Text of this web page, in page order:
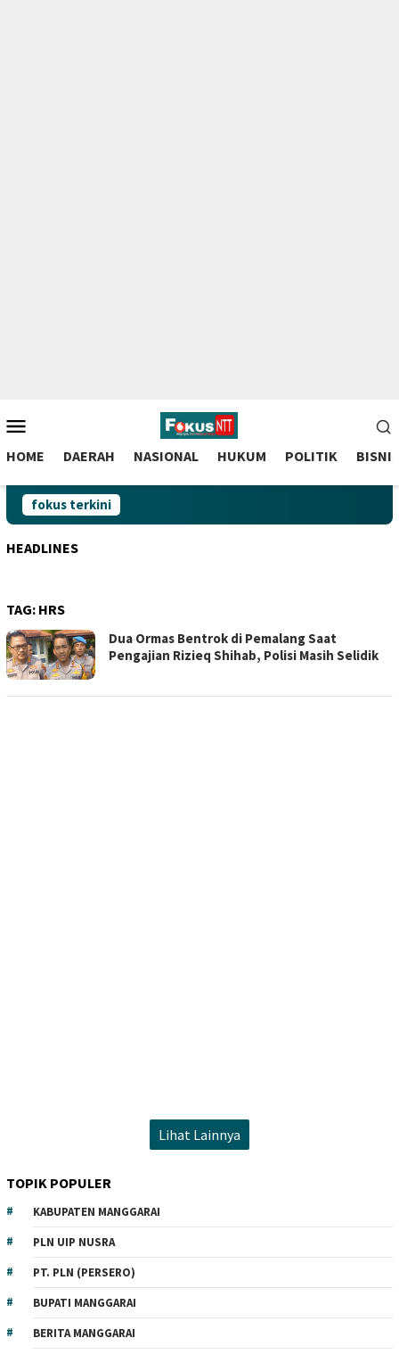
to
contentMobile
HOME DAERAH NASIONAL HUKUM POLITIK BISNIS
fokus terkini
HEADLINES
TAG: HRS
Dua Ormas Bentrok di Pemalang Saat
Pengajian Rizieq Shihab, Polisi Masih Selidik
Lihat Lainnya
TOPIK POPULER
KABUPATEN MANGGARAI
PLN UIP NUSRA
PT. PLN (PERSERO)
BUPATI MANGGARAI
BERITA MANGGARAI